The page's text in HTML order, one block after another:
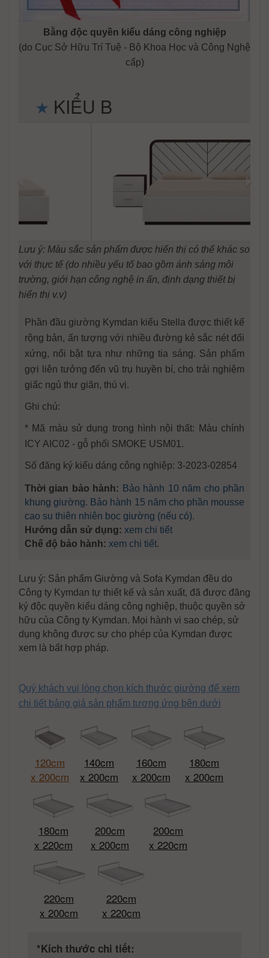
Bằng độc quyền kiểu dáng công nghiệp
(do Cục Sở Hữu Trí Tuệ - Bộ Khoa Học và Công Nghệ
cấp)
KIỂU B
Lưu ý: Màu sắc sản phẩm được hiển thị có thể khác so
với thực tế (do nhiều yếu tố bao gồm ánh sáng môi
trường, giới hạn công nghệ in ấn, định dạng thiết bị
hiển thị v.v)
Phần đầu giường Kymdan kiểu Stella được thiết kế
rộng bản, ấn tượng với nhiều đường kẻ sắc nét đối
xứng, nổi bật tựa như những tia sáng. Sản phẩm
gợi liên tưởng đến vũ trụ huyền bí, cho trải nghiệm
giấc ngủ thư giãn, thú vị.
Ghi chú:
* Mã màu sử dụng trong hình nội thất: Màu chính
ICY AIC02 - gỗ phối SMOKE USM01.
Số đăng ký kiểu dáng công nghiệp: 3-2023-02854
Thời gian bảo hành: Bảo hành 10 năm cho phần
khung giường. Bảo hành 15 năm cho phần mousse
cao su thiên nhiên bọc giường (nếu có).
Hướng dẫn sử dụng: xem chi tiết
Chế độ bảo hành: xem chi tiết.
Lưu ý: Sản phẩm Giường và Sofa Kymdan đều do
Công ty Kymdan tự thiết kế và sản xuất, đã được đăng
ký độc quyền kiểu dáng công nghiệp, thuộc quyền sở
hữu của Công ty Kymdan. Mọi hành vi sao chép, sử
dụng không được sự cho phép của Kymdan được
xem là bất hợp pháp.
Quý khách vui lòng chọn kích thước giường để xem
chi tiết bảng giá sản phẩm tương ứng bên dưới
120cm
x 200cm
140cm
x 200cm
160cm
x 200cm
180cm
x 200cm
180cm
x 220cm
200cm
x 200cm
200cm
x 220cm
220cm
x 200cm
220cm
x 220cm
*Kích thước chi tiết: